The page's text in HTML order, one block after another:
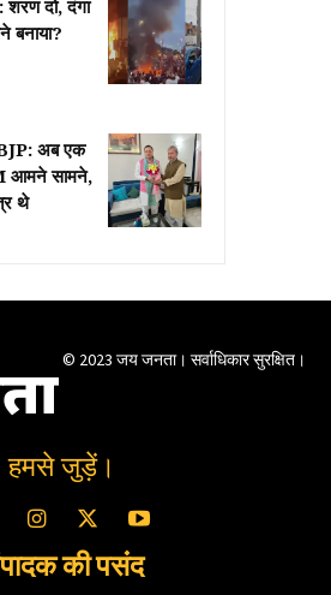
दो, दंगा
बनाया?
अब एक
आमने सामने,
थे
© 2023 जय जनता। सर्वाधिकार सुरक्षित।
हमसे जुड़ें।
की पसंद